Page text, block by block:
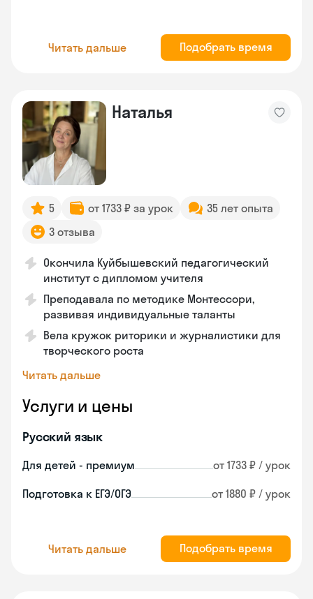
Читать дальше Подобрать время
Наталья
5 от 1733 ₽ за урок
35 лет опыта
3 отзыва
Окончила Куйбышевский педагогический
институт с дипломом учителя
Преподавала по методике Монтессори,
развивая индивидуальные таланты
Вела кружок риторики и журналистики для
творческого роста
Читать дальше
Услуги и цены
Русский язык
Для детей - премиум от 1733 ₽ / урок
Подготовка к ЕГЭ/ОГЭ от 1880 ₽ / урок
Читать дальше Подобрать время